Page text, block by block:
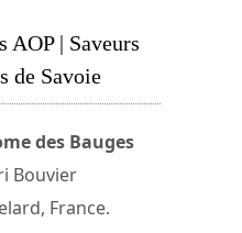
AOP | Saveurs
de Savoie
des Bauges
Bouvier
France.